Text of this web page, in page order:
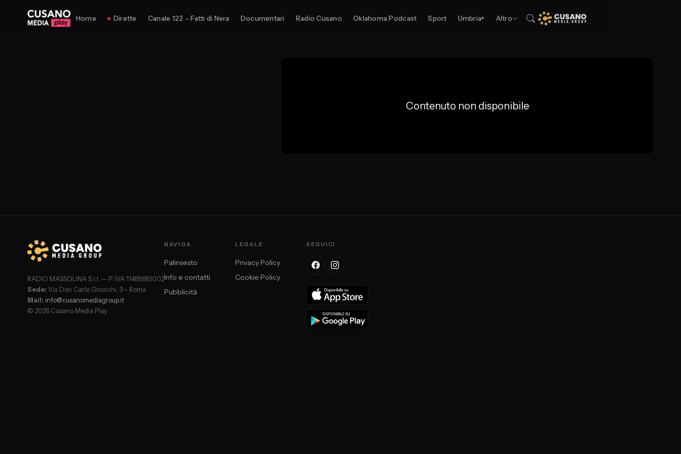
Home Dirette Canale 122 – Fatti di Nera Documentari Radio Cusano Oklahoma Podcast Sport Umbria+ Altro
Contenuto non disponibile
RADIO MASSOLINA S.r.l. — P. IVA 11489861002
Sede: Via Don Carlo Gnocchi, 3 – Roma
Mail: info@cusanomediagroup.it
© 2026 Cusano Media Play
NAVIGA
Palinsesto
Info e contatti
Pubblicità
LEGALE
Privacy Policy
Cookie Policy
SEGUICI